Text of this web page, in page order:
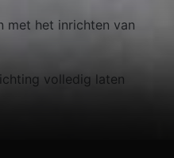
met het inrichten van
volledig laten